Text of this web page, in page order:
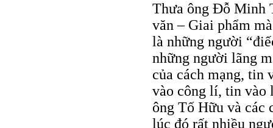
Thưa ông Đỗ Minh
văn – Giai phẩm
là những người
những người lãng
của cách mạng, tin
vào công lí, tin vào
ông Tố Hữu và các
lúc đó rất nhiều